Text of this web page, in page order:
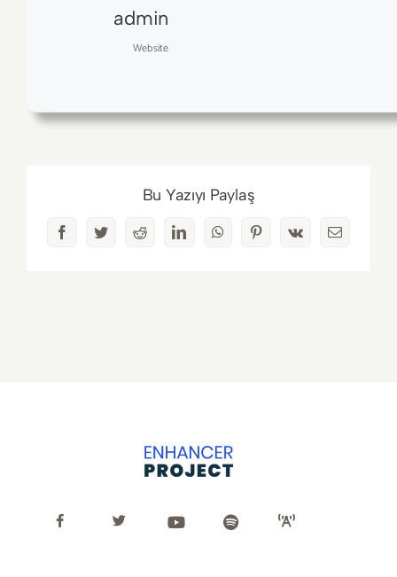
admin
Website
Bu Yazıyı Paylaş
FacebookTwitterRedditLinkedInWhatsAppPinterest
Vk
E-